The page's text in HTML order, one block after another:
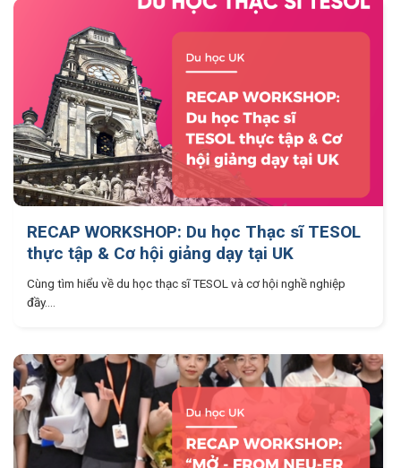
RECAP WORKSHOP: Du học Thạc sĩ TESOL
thực tập & Cơ hội giảng dạy tại UK
Cùng tìm hiểu về du học thạc sĩ TESOL và cơ hội nghề nghiệp
đầy....